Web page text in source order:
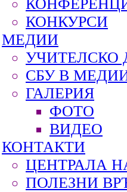
КОНКУРСИ
МЕДИИ
УЧИТЕЛСКО
СБУ В
ГАЛЕРИЯ
ФОТО
ВИДЕО
КОНТАКТИ
ЦЕНТРАЛА
ПОЛЕЗНИ